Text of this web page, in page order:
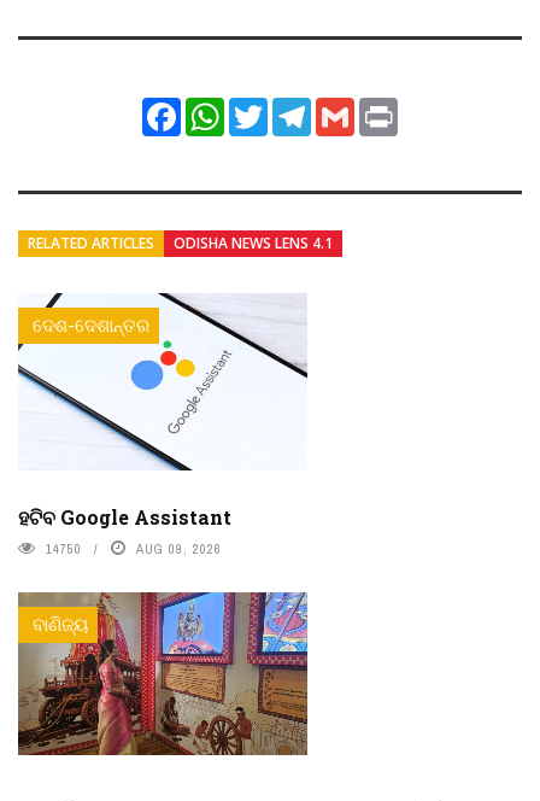
FacebookWhatsApp
TwitterTelegram
Gmail
RELATED ARTICLES ODISHA NEWS LENS 4.1
ଦେଶ-ଦେଶାନ୍ତର
ହଟିବ Google Assistant
14750 AUG 09, 2026
ବାଣିଜ୍ୟ